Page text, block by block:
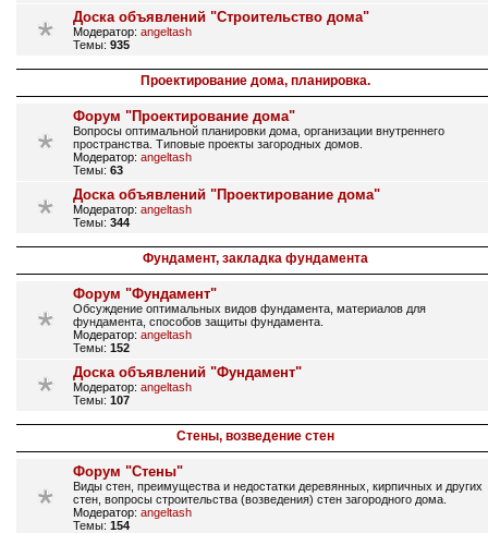
Доска объявлений "Строительство дома"
Модератор: angeltash
Темы: 935
Проектирование дома, планировка.
Форум "Проектирование дома"
Вопросы оптимальной планировки дома, организации внутреннего
пространства. Типовые проекты загородных домов.
Модератор: angeltash
Темы: 63
Доска объявлений "Проектирование дома"
Модератор: angeltash
Темы: 344
Фундамент, закладка фундамента
Форум "Фундамент"
Обсуждение оптимальных видов фундамента, материалов для
фундамента, способов защиты фундамента.
Модератор: angeltash
Темы: 152
Доска объявлений "Фундамент"
Модератор: angeltash
Темы: 107
Стены, возведение стен
Форум "Стены"
Виды стен, преимущества и недостатки деревянных, кирпичных и других
стен, вопросы строительства (возведения) стен загородного дома.
Модератор: angeltash
Темы: 154